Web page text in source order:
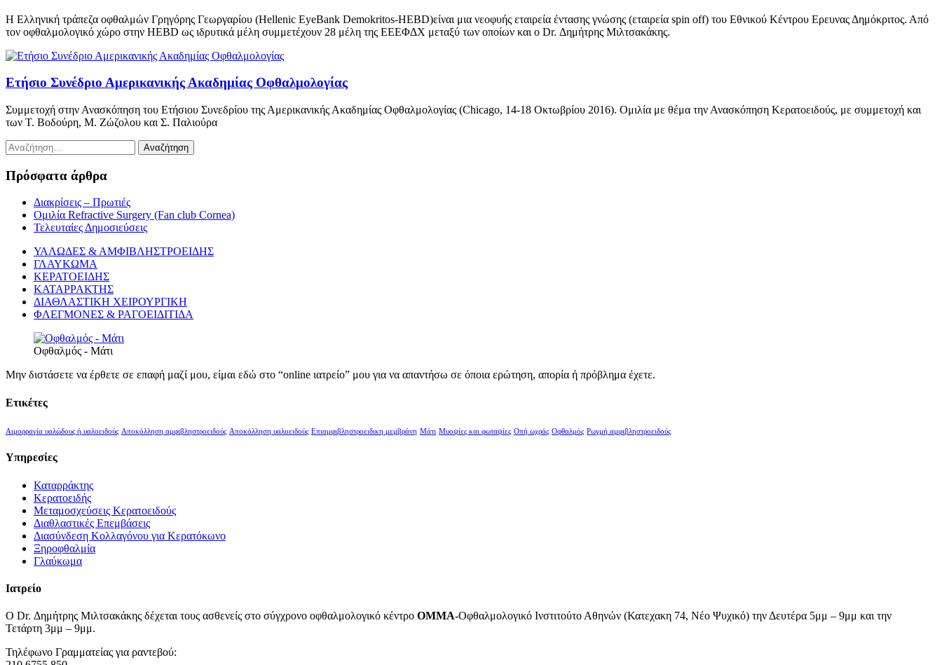
Η Ελληνική τράπεζα οφθαλμών Γρηγόρης Γεωργαρίου (Ηellenic EyeBank Demokritos-HEBD)είναι μια νεοφυής εταιρεία έντασης γνώσης (εταιρεία spin off) του Εθνικού Κέντρου Ερευνας Δημόκριτος. Από
τον οφθαλμολογικό χώρο στην HEBD ως ιδρυτικά μέλη συμμετέχουν 28 μέλη της ΕΕΕΦΔΧ μεταξύ των οποίων και ο Dr. Δημήτρης Μιλτσακάκης.
Ετήσιο Συνέδριο Αμερικανικής Ακαδημίας Οφθαλμολογίας
Συμμετοχή στην Ανασκόπηση του Ετήσιου Συνεδρίου της Αμερικανικής Ακαδημίας Οφθαλμολογίας (Chicago, 14-18 Οκτωβρίου 2016). Ομιλία με θέμα την Ανασκόπηση Κερατοειδούς, με συμμετοχή και
των Τ. Βοδούρη, Μ. Ζώζολου και Σ. Παλιούρα
Αναζήτηση
για:
Πρόσφατα άρθρα
Διακρίσεις – Πρωτιές
Ομιλία Refractive Surgery (Fan club Cornea)
Τελευταίες Δημοσιεύσεις
ΥΑΛΩΔΕΣ & ΑΜΦΙΒΛΗΣΤΡΟΕΙΔΗΣ
ΓΛΑΥΚΩΜΑ
ΚΕΡΑΤΟΕΙΔΗΣ
ΚΑΤΑΡΡΑΚΤΗΣ
ΔΙΑΘΛΑΣΤΙΚΗ ΧΕΙΡΟΥΡΓΙΚΗ
ΦΛΕΓΜΟΝΕΣ & ΡΑΓΟΕΙΔΙΤΙΔΑ
Οφθαλμός - Μάτι
Μην διστάσετε να έρθετε σε επαφή μαζί μου, είμαι εδώ στο “online ιατρείο” μου για να απαντήσω σε όποια ερώτηση, απορία ή πρόβλημα έχετε.
Ετικέτες
Αιμορραγία υαλώδους ή υαλοειδούς Αποκόλληση αμφιβληστροειδούς Αποκόλληση υαλοειδούς Επιαμφιβληστροειδικη μεμβράνη Μάτι Μυοψίες και φωταψίες Οπή ωχράς Οφθαλμός Ρωγμή αμφιβληστροειδούς
Υπηρεσίες
Καταρράκτης
Κερατοειδής
Μεταμοσχεύσεις Κερατοειδούς
Διαθλαστικές Επεμβάσεις
Διασύνδεση Κολλαγόνου για Κερατόκωνο
Ξηροφθαλμία
Γλαύκωμα
Ιατρείο
Ο Dr. Δημήτρης Μιλτσακάκης δέχεται τους ασθενείς στο σύγχρονο οφθαλμολογικό κέντρο ΟΜΜΑ-Οφθαλμολογικό Ινστιτούτο Αθηνών (Κατεχακη 74, Νέο Ψυχικό) την Δευτέρα 5μμ – 9μμ και την
Τετάρτη 3μμ – 9μμ.
Τηλέφωνο Γραμματείας για ραντεβού: